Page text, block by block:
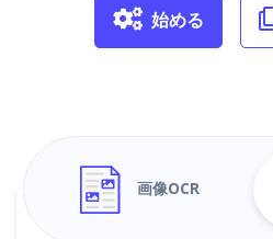
始める
画像OCR